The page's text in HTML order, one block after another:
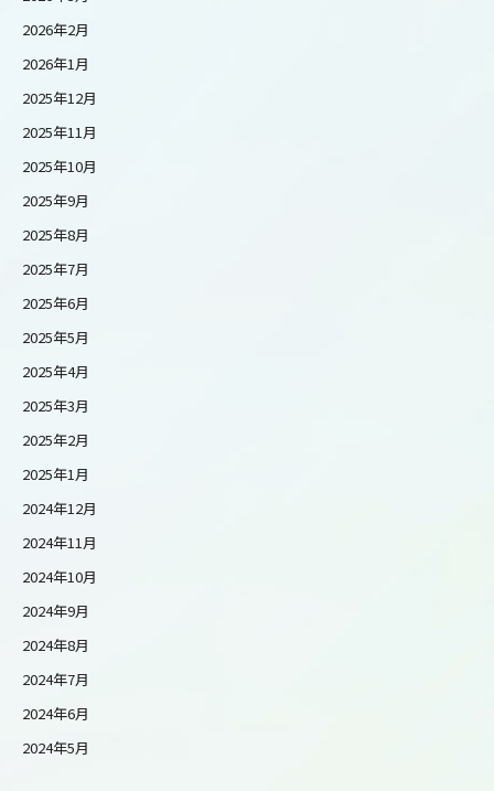
2026年2月
2026年1月
2025年12月
2025年11月
2025年10月
2025年9月
2025年8月
2025年7月
2025年6月
2025年5月
2025年4月
2025年3月
2025年2月
2025年1月
2024年12月
2024年11月
2024年10月
2024年9月
2024年8月
2024年7月
2024年6月
2024年5月